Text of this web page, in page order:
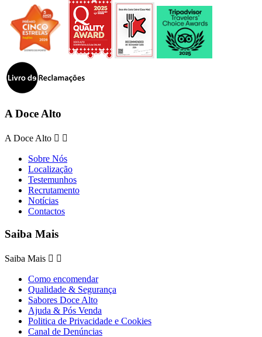
A Doce Alto
A Doce Alto  
Sobre Nós
Localização
Testemunhos
Recrutamento
Notícias
Contactos
Saiba Mais
Saiba Mais  
Como encomendar
Qualidade & Segurança
Sabores Doce Alto
Ajuda & Pós Venda
Politica de Privacidade e Cookies
Canal de Denúncias